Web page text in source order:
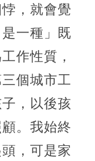
，就會覺
一種」既
作性質，
個城市工
，以後孩
。我始終
，可是家